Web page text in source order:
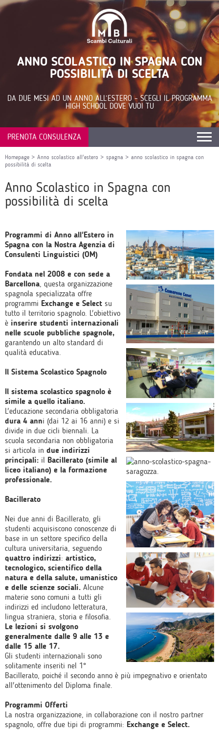
ANNO SCOLASTICO IN SPAGNA CON
POSSIBILITÀ DI SCELTA
DA DUE MESI AD UN ANNO ALL’ESTERO – SCEGLI IL PROGRAMMA
HIGH SCHOOL DOVE VUOI TU
PRENOTA CONSULENZA
Homepage > Anno scolastico all'estero > spagna > anno scolastico in spagna con
possibilità di scelta
Anno Scolastico in Spagna con
possibilità di scelta
Programmi di Anno all'Estero in
Spagna con la Nostra Agenzia di
Consulenti Linguistici (OM)
Fondata nel 2008 e con sede a
Barcellona, questa organizzazione
spagnola specializzata offre
programmi Exchange e Select su
tutto il territorio spagnolo. L'obiettivo
è inserire studenti internazionali
nelle scuole pubbliche spagnole,
garantendo un alto standard di
qualità educativa.
Il Sistema Scolastico Spagnolo
Il sistema scolastico spagnolo è
simile a quello italiano.
L'educazione secondaria obbligatoria
dura 4 anni (dai 12 ai 16 anni) e si
divide in due cicli biennali. La
scuola secondaria non obbligatoria
si articola in due indirizzi
principali: il Bacillerato (simile al
liceo italiano) e la formazione
professionale.
Bacillerato
Nei due anni di Bacillerato, gli
studenti acquisiscono conoscenze di
base in un settore specifico della
cultura universitaria, seguendo
quattro indirizzi: artistico,
tecnologico, scientifico della
natura e della salute, umanistico
e delle scienze sociali. Alcune
materie sono comuni a tutti gli
indirizzi ed includono letteratura,
lingua straniera, storia e filosofia.
Le lezioni si svolgono
generalmente dalle 9 alle 13 e
dalle 15 alle 17.
Gli studenti internazionali sono
solitamente inseriti nel 1°
Bacillerato, poiché il secondo anno è più impegnativo e orientato
all'ottenimento del Diploma finale.
Programmi Offerti
La nostra organizzazione, in collaborazione con il nostro partner
spagnolo, offre due tipi di programmi: Exchange e Select.